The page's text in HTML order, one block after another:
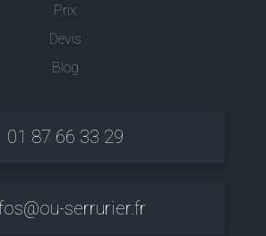
Prix
Devis
Blog
01 87 66 33 29
serrurier.fr